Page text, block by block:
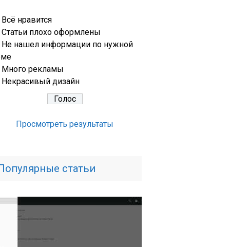
Всё нравится
Статьи плохо оформлены
Не нашел информации по нужной
Много рекламы
Некрасивый дизайн
Просмотреть результаты
статьи